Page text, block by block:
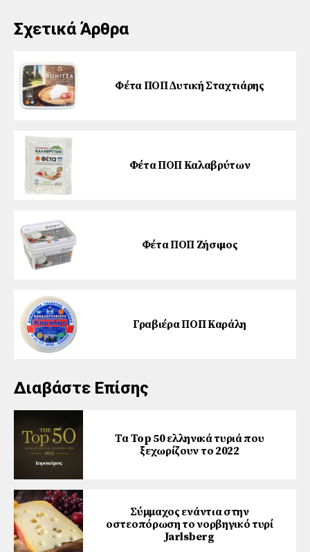
Σχετικά Άρθρα
Φέτα ΠΟΠ ∆υτική Σταχτιάρης
Φέτα ΠΟΠ Καλαβρύτων
Φέτα ΠΟΠ Ζήσιµος
Γραβιέρα ΠΟΠ Καράλη
Διαβάστε Επίσης
Τα Top 50 ελληνικά τυριά που
ξεχωρίζουν το 2022
Σύμμαχος ενάντια στην
οστεοπόρωση το νορβηγικό τυρί
Jarlsberg